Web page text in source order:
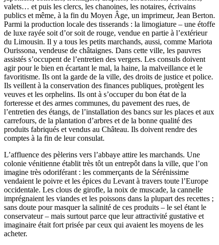
valets… et puis les clercs, les chanoines, les notaires, écrivains
publics et même, à la fin du Moyen Âge, un imprimeur, Jean Berton.
Parmi la production locale des tisserands : la limogiature – une étoffe
de luxe rayée soit d’or soit de rouge, vendue en partie à l’extérieur
du Limousin. Il y a tous les petits marchands, aussi, comme Mariota
Ourissona, vendeuse de châtaignes. Dans cette ville, les pauvres
assistés s’occupent de l’entretien des vergers. Les consuls doivent
agir pour le bien en écartant le mal, la haine, la malveillance et le
favoritisme. Ils ont la garde de la ville, des droits de justice et police.
Ils veillent à la conservation des finances publiques, protègent les
veuves et les orphelins. Ils ont à s’occuper du bon état de la
forteresse et des armes communes, du pavement des rues, de
l’entretien des étangs, de l’installation des bancs sur les places et aux
carrefours, de la plantation d’arbres et de la bonne qualité des
produits fabriqués et vendus au Château. Ils doivent rendre des
comptes à la fin de leur consulat.
L’affluence des pèlerins vers l’abbaye attire les marchands. Une
colonie vénitienne établit très tôt un entrepôt dans la ville, que l’on
imagine très odoriférant : les commerçants de la Sérénissime
vendaient le poivre et les épices du Levant à travers toute l’Europe
occidentale. Les clous de girofle, la noix de muscade, la cannelle
imprégnaient les viandes et les poissons dans la plupart des recettes ;
sans doute pour masquer la salinité de ces produits – le sel étant le
conservateur – mais surtout parce que leur attractivité gustative et
imaginaire était fort prisée par ceux qui avaient les moyens de les
acheter.